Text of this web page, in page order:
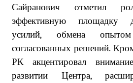
Сайранович отметил
эффективную площадку
усилий, обмена
согласованных решений.
РК акцентировал
развитии Центра,